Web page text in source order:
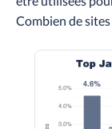
Combien de